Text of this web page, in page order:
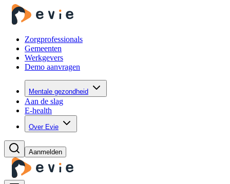
Zorgprofessionals
Gemeenten
Werkgevers
Demo aanvragen
Mentale gezondheid
Aan de slag
E-health
Over Evie
Aanmelden